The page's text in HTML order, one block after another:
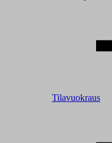
Tilavuokraus